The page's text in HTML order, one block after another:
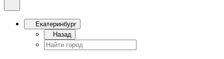
Екатеринбург
Назад